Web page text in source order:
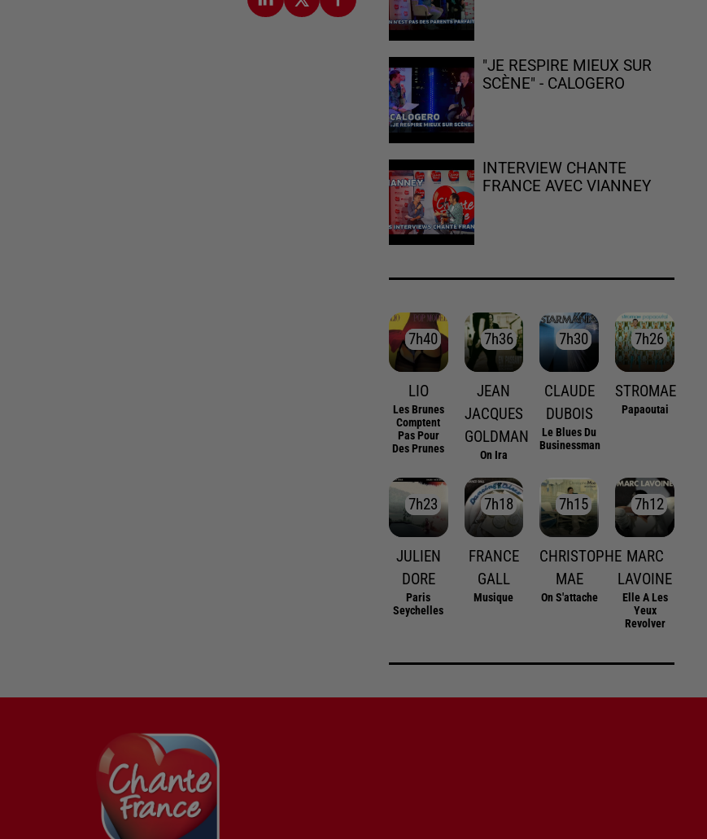
"JE RESPIRE MIEUX SUR
SCÈNE" - CALOGERO
INTERVIEW CHANTE
FRANCE AVEC VIANNEY
7h40
7h40
LIO
Les Brunes
Comptent
Pas Pour
Des Prunes
7h36
7h36
JEAN
JACQUES
GOLDMAN
On Ira
7h30
7h30
CLAUDE
DUBOIS
Le Blues Du
Businessman
7h26
7h26
STROMAE
Papaoutai
7h23
7h23
JULIEN
DORE
Paris
Seychelles
7h18
7h18
FRANCE
GALL
Musique
7h15
7h15
CHRISTOPHE
MAE
On S'attache
7h12
7h12
MARC
LAVOINE
Elle A Les
Yeux
Revolver